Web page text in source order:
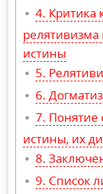
Критика
истины
Понятие
истины, их
Список